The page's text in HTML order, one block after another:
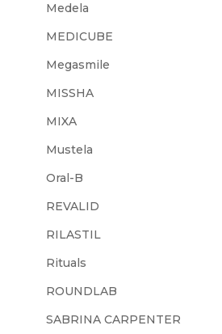
Medela
MEDICUBE
Megasmile
MISSHA
MIXA
Mustela
Oral-B
REVALID
RILASTIL
Rituals
ROUNDLAB
SABRINA CARPENTER